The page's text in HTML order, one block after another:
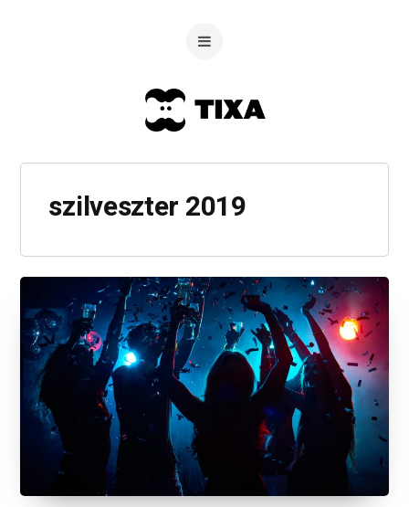
szilveszter 2019